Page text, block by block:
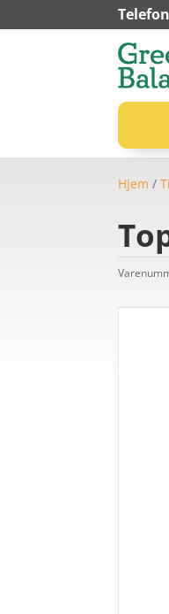
Hjem /